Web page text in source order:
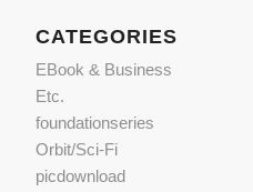
CATEGORIES
EBook & Business
Etc.
foundationseries
Orbit/Sci-Fi
picdownload